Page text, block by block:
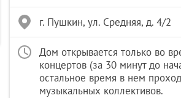
г. Пушкин, ул. Средняя, д. 4/2
Дом открывается только во
концертов (за 30 минут до
остальное время в нем
музыкальных коллективов.